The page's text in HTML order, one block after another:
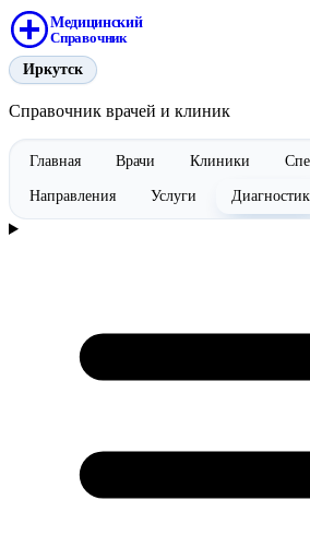
Медицинский
Справочник
Иркутск
Справочник врачей и клиник
Главная Врачи Клиники
Направления Услуги